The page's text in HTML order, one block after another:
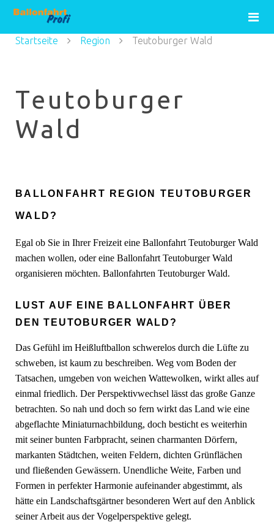
Startseite Region Teutoburger Wald
Teutoburger
Wald
BALLONFAHRT REGION TEUTOBURGER
WALD?
Egal ob Sie in Ihrer Freizeit eine Ballonfahrt Teutoburger Wald
machen wollen, oder eine Ballonfahrt Teutoburger Wald
organisieren möchten. Ballonfahrten Teutoburger Wald.
LUST AUF EINE BALLONFAHRT ÜBER
DEN TEUTOBURGER WALD?
Das Gefühl im Heißluftballon schwerelos durch die Lüfte zu
schweben, ist kaum zu beschreiben. Weg vom Boden der
Tatsachen, umgeben von weichen Wattewolken, wirkt alles auf
einmal friedlich. Der Perspektivwechsel lässt das große Ganze
betrachten. So nah und doch so fern wirkt das Land wie eine
abgeflachte Miniaturnachbildung, doch besticht es weiterhin
mit seiner bunten Farbpracht, seinen charmanten Dörfern,
markanten Städtchen, weiten Feldern, dichten Grünflächen
und fließenden Gewässern. Unendliche Weite, Farben und
Formen in perfekter Harmonie aufeinander abgestimmt, als
hätte ein Landschaftsgärtner besonderen Wert auf den Anblick
seiner Arbeit aus der Vogelperspektive gelegt.